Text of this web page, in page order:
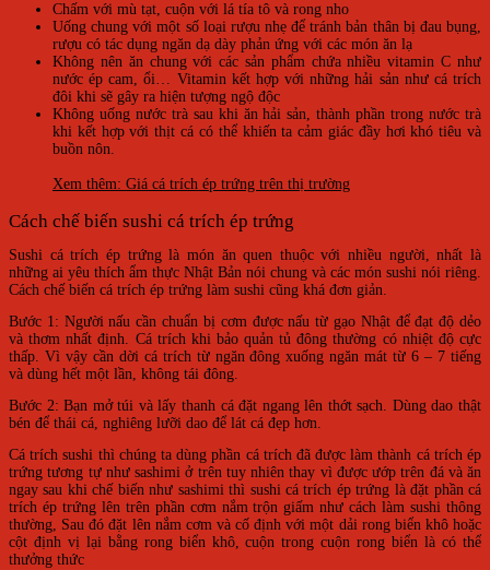
Chấm với mù tạt, cuộn với lá tía tô và rong nho
Uống chung với một số loại rượu nhẹ để tránh bản thân bị đau bụng,
rượu có tác dụng ngăn dạ dày phản ứng với các món ăn lạ
Không nên ăn chung với các sản phẩm chứa nhiều vitamin C như
nước ép cam, ổi… Vitamin kết hợp với những hải sản như cá trích
đôi khi sẽ gây ra hiện tượng ngộ độc
Không uống nước trà sau khi ăn hải sản, thành phần trong nước trà
khi kết hợp với thịt cá có thể khiến ta cảm giác đầy hơi khó tiêu và
buồn nôn.
Xem thêm: Giá cá trích ép trứng trên thị trường
Cách chế biến sushi cá trích ép trứng
Sushi cá trích ép trứng là món ăn quen thuộc với nhiều người, nhất là
những ai yêu thích ẩm thực Nhật Bản nói chung và các món sushi nói riêng.
Cách chế biến cá trích ép trứng làm sushi cũng khá đơn giản.
Bước 1: Người nấu cần chuẩn bị cơm được nấu từ gạo Nhật để đạt độ dẻo
và thơm nhất định. Cá trích khi bảo quản tủ đông thường có nhiệt độ cực
thấp. Vì vậy cần dời cá trích từ ngăn đông xuống ngăn mát từ 6 – 7 tiếng
và dùng hết một lần, không tái đông.
Bước 2:Bạn mở túi và lấy thanh cá đặt ngang lên thớt sạch. Dùng dao thật
bén để thái cá, nghiêng lưỡi dao để lát cá đẹp hơn.
Cá trích sushi thì chúng ta dùng phần cá trích đã được làm thành cá trích ép
trứng tương tự như sashimi ở trên tuy nhiên thay vì được ướp trên đá và ăn
ngay sau khi chế biến như sashimi thì sushi cá trích ép trứng là đặt phần cá
trích ép trứng lên trên phần cơm nắm trộn giấm như cách làm sushi thông
thường, Sau đó đặt lên nắm cơm và cố định với một dải rong biển khô hoặc
cột định vị lại bằng rong biển khô, cuộn trong cuộn rong biển là có thể
thưởng thức